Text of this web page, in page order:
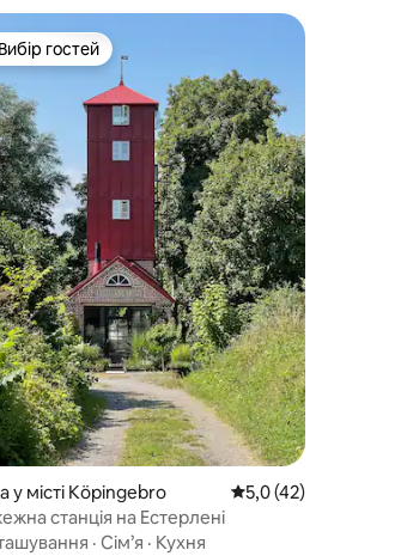
з 5, відгуки: 48
вибір гостей
Вибір гостей
у місті Köpingebro Середня оцінка: 5,0
5,0 (42)
станція на Естерлені
· Сім’я · Кухня